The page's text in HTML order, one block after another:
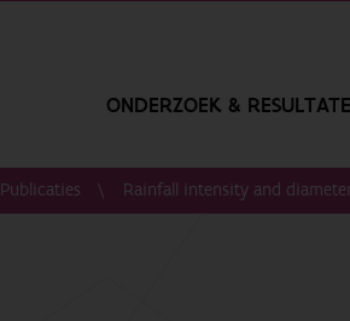
ONDERZOEK &
Publicaties Rainfall intensity and